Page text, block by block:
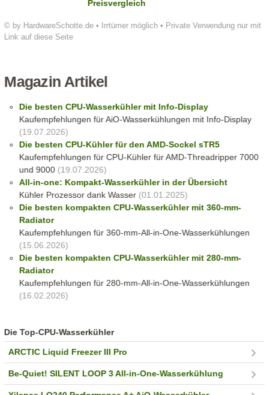
© by HardwareSchotte.de • Irrtümer möglich • Private Verwendung nur mit
Link auf diese Seite
Preisvergleich
Magazin Artikel
Die besten CPU-Wasserkühler mit Info-Display
Kaufempfehlungen für AiO-Wasserkühlungen mit Info-Display
(19.07.2026)
Die besten CPU-Kühler für den AMD-Sockel sTR5
Kaufempfehlungen für CPU-Kühler für AMD-Threadripper 7000
und 9000(19.07.2026)
All-in-one: Kompakt-Wasserkühler in der Übersicht
Kühler Prozessor dank Wasser(01.01.2025)
Die besten kompakten CPU-Wasserkühler mit 360-mm-
Radiator
Kaufempfehlungen für 360-mm-All-in-One-Wasserkühlungen
(15.06.2026)
Die besten kompakten CPU-Wasserkühler mit 280-mm-
Radiator
Kaufempfehlungen für 280-mm-All-in-One-Wasserkühlungen
(16.02.2026)
Die Top-CPU-Wasserkühler
ARCTIC Liquid Freezer III Pro
Be-Quiet! SILENT LOOP 3 All-in-One-Wasserkühlung